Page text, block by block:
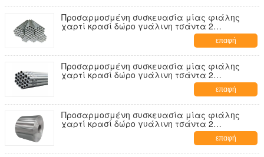
Προσαρμοσμένη συσκευασία μίας φιάλης
χαρτί κρασί δώρο γυάλινη τσάντα 2
μπουκάλια μαύρο κρασί tote carry bagsεπαφή
Προσαρμοσμένη συσκευασία μίας φιάλης
χαρτί κρασί δώρο γυάλινη τσάντα 2
μπουκάλια μαύρο κρασί tote carry bagsεπαφή
Προσαρμοσμένη συσκευασία μίας φιάλης
χαρτί κρασί δώρο γυάλινη τσάντα 2
μπουκάλια μαύρο κρασί tote carry bagsεπαφή